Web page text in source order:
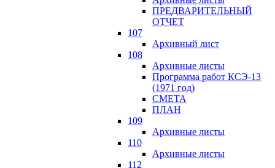
ПРЕДВАРИТЕЛЬНЫЙ
ОТЧЕТ
107
Архивный лист
108
Архивные листы
Программа работ КСЭ-13
(1971 год)
СМЕTA
ПЛАН
109
Архивные листы
110
Архивные листы
112